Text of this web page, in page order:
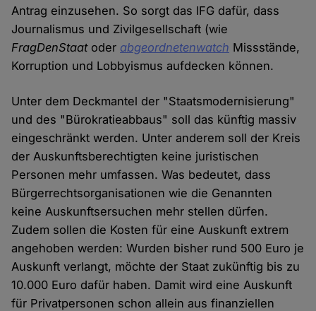
Antrag einzusehen. So sorgt das IFG dafür, dass
Journalismus und Zivilgesellschaft (wie
FragDenStaatoder abgeordnetenwatch Missstände,
Korruption und Lobbyismus aufdecken können.
Unter dem Deckmantel der "Staatsmodernisierung"
und des "Bürokratieabbaus" soll das künftig massiv
eingeschränkt werden. Unter anderem soll der Kreis
der Auskunftsberechtigten keine juristischen
Personen mehr umfassen. Was bedeutet, dass
Bürgerrechtsorganisationen wie die Genannten
keine Auskunftsersuchen mehr stellen dürfen.
Zudem sollen die Kosten für eine Auskunft extrem
angehoben werden: Wurden bisher rund 500 Euro je
Auskunft verlangt, möchte der Staat zukünftig bis zu
10.000 Euro dafür haben. Damit wird eine Auskunft
für Privatpersonen schon allein aus finanziellen